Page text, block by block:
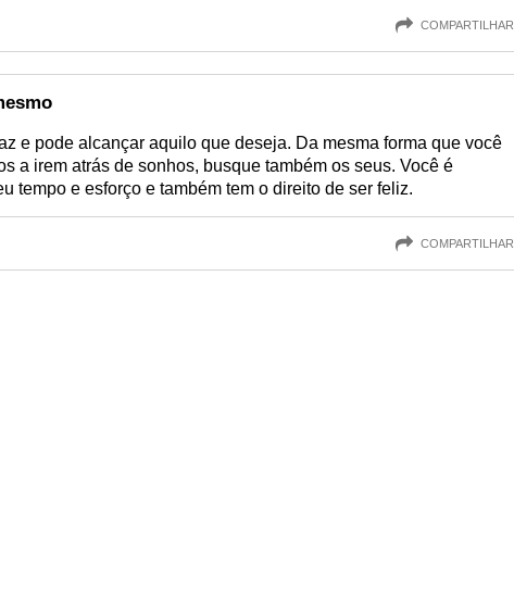
COMPARTILHAR
e pode alcançar aquilo que deseja. Da mesma forma que você
a irem atrás de sonhos, busque também os seus. Você é
tempo e esforço e também tem o direito de ser feliz.
COMPARTILHAR